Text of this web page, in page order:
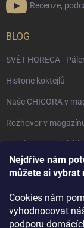
Nejdříve nám
můžete si vybrat
Cookies nám
vyhodnocovat
podporu
Recenze,
BLOG
SVĚT HORECA -
Historie koktejlů
Naše CHICORA v
Rozhovor v
Bourbon, americká
Napsali v TÝDNU o
Rozhovor s